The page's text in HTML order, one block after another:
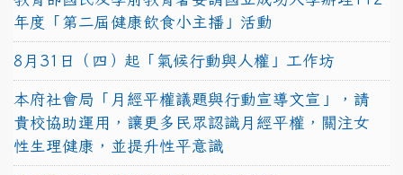
年度「第二屆健康飲食小主播」活動
8月31日（四）起「氣候行動與人權」工作坊
本府社會局「月經平權議題與行動宣導文宣」，請
貴校協助運用，讓更多民眾認識月經平權，關注女
性生理健康，並提升性平意識